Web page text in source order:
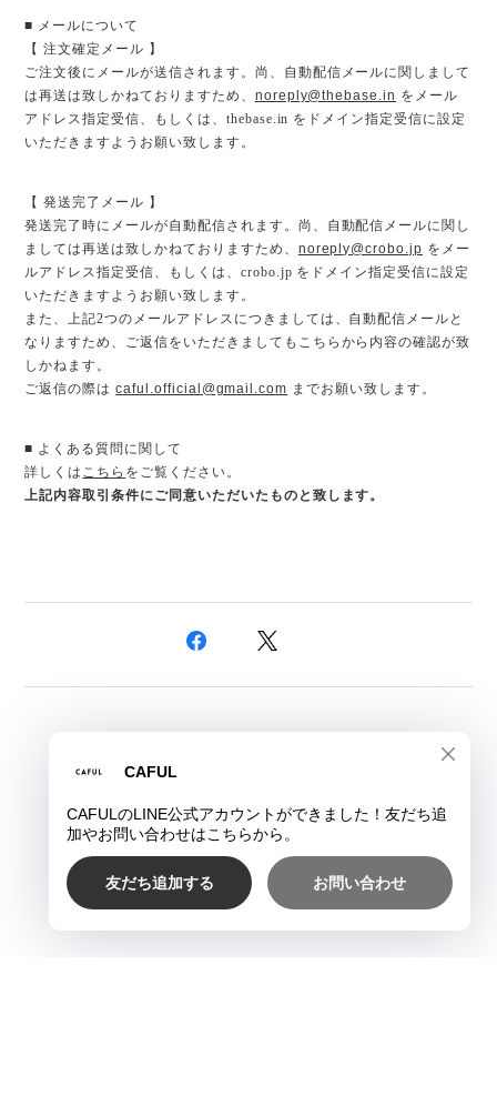
■ メールについて
【 注文確定メール 】
ご注文後にメールが送信されます。尚、自動配信メールに関しまして
は再送は致しかねておりますため、 noreply@thebase.in をメール
アドレス指定受信、もしくは、thebase.in をドメイン指定受信に設定
いただきますようお願い致します。
【 発送完了メール 】
発送完了時にメールが自動配信されます。尚、自動配信メールに関し
ましては再送は致しかねておりますため、 noreply@crobo.jp をメー
ルアドレス指定受信、もしくは、crobo.jp をドメイン指定受信に設定
いただきますようお願い致します。
また、上記2つのメールアドレスにつきましては、自動配信メールと
なりますため、ご返信をいただきましてもこちらから内容の確認が致
しかねます。
ご返信の際はcaful.official@gmail.com までお願い致します。
■ よくある質問に関して
詳しくは こちら をご覧ください。
上記内容取引条件にご同意いただいたものと致します。